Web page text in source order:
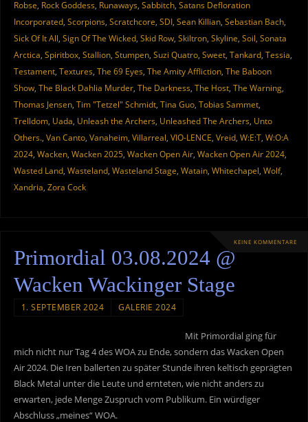
Robse, Rock Goddess, Runaways, Sabbitch, Satans Defloration
Incorporated, Scorpions, Scratchcore, SDI, Sean Killian, Sebastian Bach,
Sick Of It All, Sign Of The Wicked, Skid Row, Skiltron, Skyline, Soil, Sonata
Arctica, Spiritbox, Stallion, Stumpen, Suzi Quatro, Sweet, Tankard, Tessia,
Testament, Textures, The 69 Eyes, The Amity Affliction, The Baboon
Show, The Black Dahlia Murder, The Darkness, The Host, The Warning,
Thomas Jensen, Tim "Tetzel" Schmidt, Tina Guo, Tobias Sammet,
Trelldom, Uada, Unleash the Archers, Unleashed The Archers, Unto
Others., Van Canto, Vanaheim, Villarreal, VIO-LENCE, Vreid, W:E:T, W:O:A
2024, Wacken, Wacken 2025, Wacken Open Air, Wacken Open Air 2024,
Wasted Land, Wasteland, Wasteland Stage, Watain, Whitechapel, Wolf,
Xandria, Zora Cock
KEINE KOMMENTARE
Primordial 03.08.2024 @
Wacken Wackinger Stage
1. SEPTEMBER 2024 GALERIE 2024
Mit Primordial ging für
mich nicht nur Tag 4 des WOA zu Ende, sondern das Wacken Open
Air 2024. Die Iren ballerten zu später Stunde ihren keltisch geprägten
Black Metal unter die Leute und ernteten, wie nicht anders zu
erwarten, jede Menge Zuspruch vom Publikum. Ein würdiger
Abschluss „meines“ WOA.